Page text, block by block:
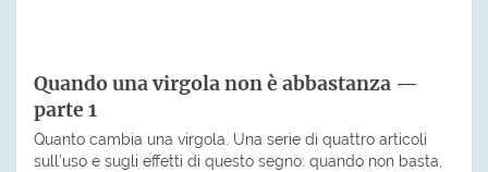
Quando una virgola non è abbastanza —
parte 1
Quanto cambia una virgola. Una serie di quattro articoli
sull’uso e sugli effetti di questo segno: quando non basta,